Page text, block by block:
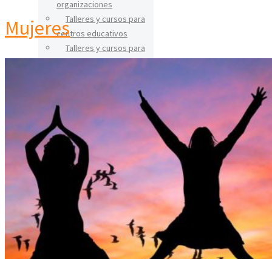
organizaciones
Talleres y cursos para
centros educativos
Talleres y cursos para
CERÁMICA
Talleres
Cursos
IGUALDAD
CONTACTO
Mujeres